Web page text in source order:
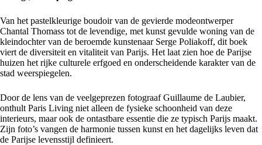
Van het pastelkleurige boudoir van de gevierde modeontwerper
Chantal Thomass tot de levendige, met kunst gevulde woning van de
kleindochter van de beroemde kunstenaar Serge Poliakoff, dit boek
viert de diversiteit en vitaliteit van Parijs. Het laat zien hoe de Parijse
huizen het rijke culturele erfgoed en onderscheidende karakter van de
stad weerspiegelen.
Door de lens van de veelgeprezen fotograaf Guillaume de Laubier,
onthult Paris Living niet alleen de fysieke schoonheid van deze
interieurs, maar ook de ontastbare essentie die ze typisch Parijs maakt.
Zijn foto’s vangen de harmonie tussen kunst en het dagelijks leven dat
de Parijse levensstijl definieert.